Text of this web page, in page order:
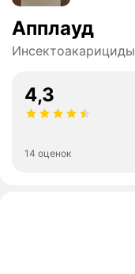
Апплауд
Инсектоакарициды
4,3
14 оценок